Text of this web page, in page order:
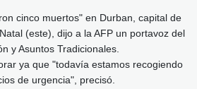
cinco muertos" en Durban, capital de
(este), dijo a la AFP un portavoz del
y Asuntos Tradicionales.
ya que "todavía estamos recogiendo
de urgencia", precisó.